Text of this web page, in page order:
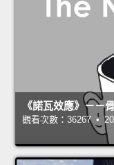
《諾瓦效應》－－
觀看次數：36267 •